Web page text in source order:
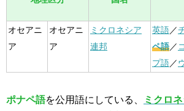
オセアニ
ア
オセアニ
ア
ミクロネシア
連邦
英語／
ペ語／
プ語／
ポナペ語を公用語にしている、 ミクロ